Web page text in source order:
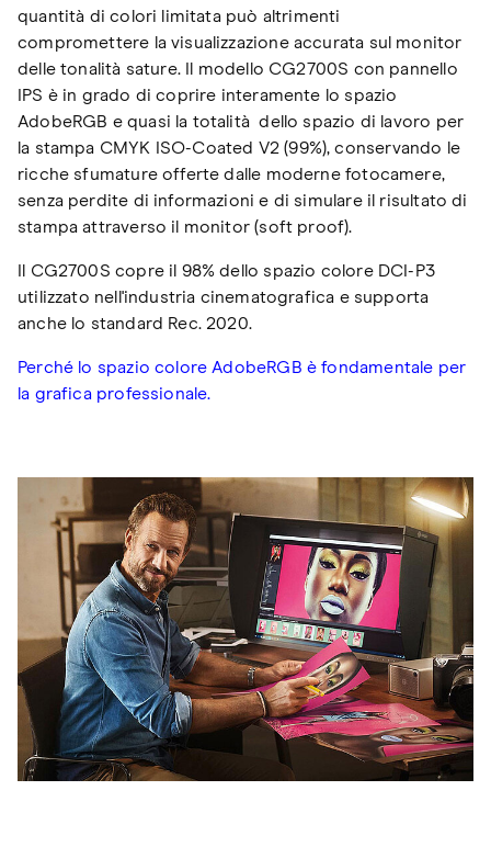
quantità di colori limitata può altrimenti
compromettere la visualizzazione accurata sul monitor
delle tonalità sature. Il modello CG2700S con pannello
IPS è in grado di coprire interamente lo spazio
AdobeRGB e quasi la totalità dello spazio di lavoro per
la stampa CMYK ISO-Coated V2 (99%), conservando le
ricche sfumature offerte dalle moderne fotocamere,
senza perdite di informazioni e di simulare il risultato di
stampa attraverso il monitor (soft proof).
Il CG2700S copre il 98% dello spazio colore DCI-P3
utilizzato nell'industria cinematografica e supporta
anche lo standard Rec. 2020.
Perché lo spazio colore AdobeRGB è fondamentale per
la grafica professionale.